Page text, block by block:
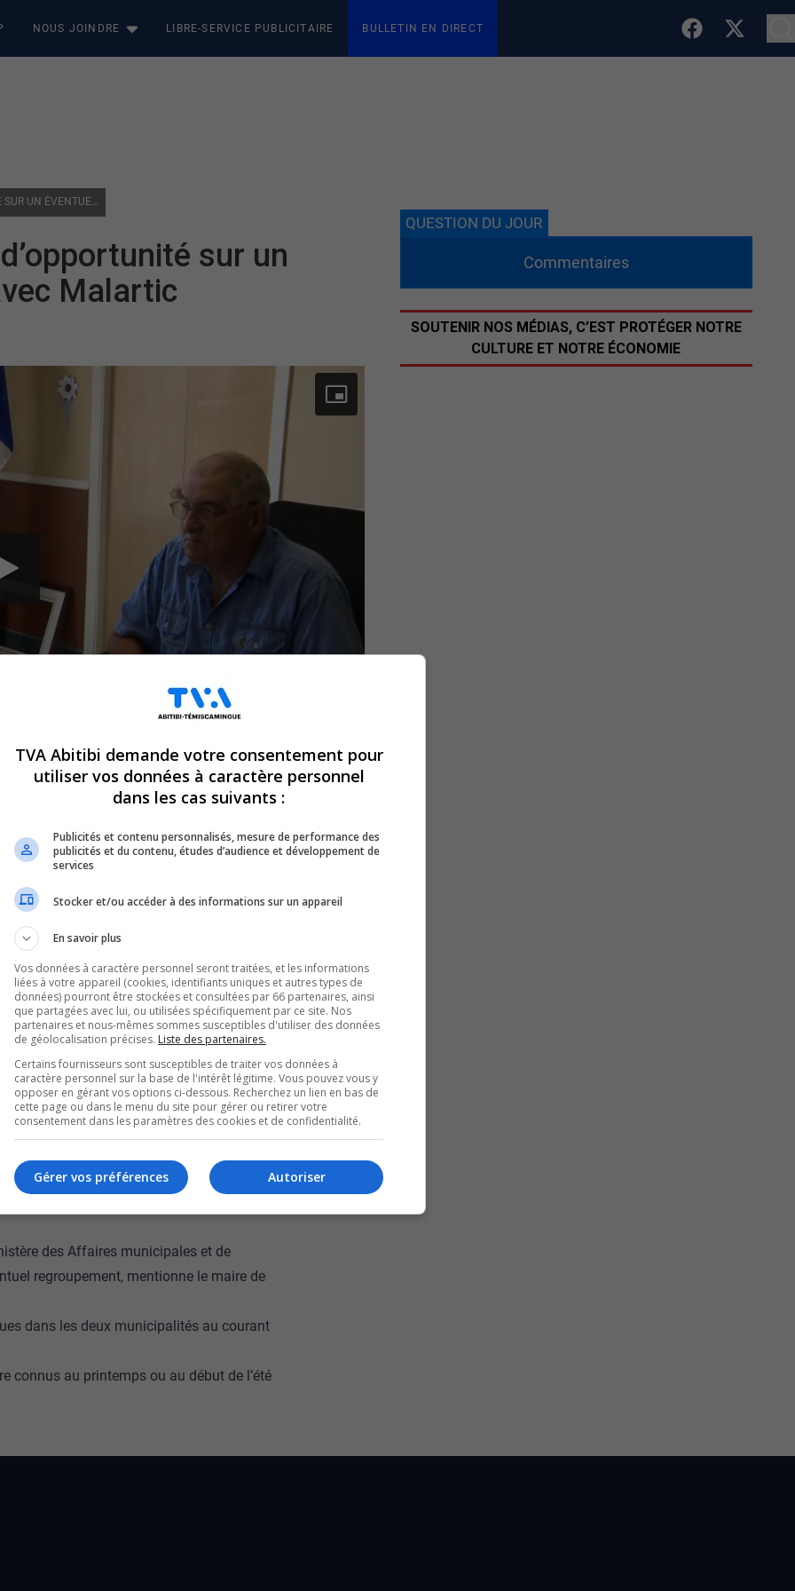
NOUS JOINDRE LIBRE-SERVICE PUBLICITAIRE BULLETIN EN DIRECT
RIVIÈRE-HÉVA : UNE ÉTUDE D’OPPORTUNITÉ SUR UN ÉVENTUEL REGROUPEMENT AVEC MALARTIC
sur un
Malartic
Yvon Charrette,
regroupement
n’enlèverait pas la
et que cette
avantages ou
dollars, sera assumée par le ministère des
les deux localités dans le
en faveur de l’étude d’opportunité
en avaient fait, justement, leur enjeu
des Affaires municipales et de
regroupement, mentionne le maire de
dans les deux municipalités au courant
connus au printemps ou au début de l’été
QUESTION DU JOUR
Commentaires
SOUTENIR NOS MÉDIAS, C’EST PROTÉGER NOTRE
CULTURE ET NOTRE ÉCONOMIE
TVA Abitibi demande votre consentement pour
utiliser vos données à caractère personnel
dans les cas suivants :
Publicités et contenu personnalisés, mesure de performance des
publicités et du contenu, études d’audience et développement de
services
Stocker et/ou accéder à des informations sur un appareil
En savoir plus
Vos données à caractère personnel seront traitées, et les informations
liées à votre appareil (cookies, identifiants uniques et autres types de
données) pourront être stockées et consultées par 66 partenaires, ainsi
que partagées avec lui, ou utilisées spécifiquement par ce site. Nos
partenaires et nous-mêmes sommes susceptibles d'utiliser des données
de géolocalisation précises. Liste des partenaires.
Certains fournisseurs sont susceptibles de traiter vos données à
caractère personnel sur la base de l'intérêt légitime. Vous pouvez vous y
opposer en gérant vos options ci-dessous. Recherchez un lien en bas de
cette page ou dans le menu du site pour gérer ou retirer votre
consentement dans les paramètres des cookies et de confidentialité.
Autoriser
Gérer vos préférences